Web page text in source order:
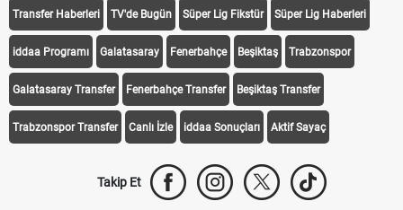
Transfer Haberleri TV'de Bugün Süper Lig Fikstür Süper Lig Haberleri
iddaa Programı Galatasaray Fenerbahçe Beşiktaş Trabzonspor
Galatasaray Transfer Fenerbahçe Transfer Beşiktaş Transfer
Trabzonspor Transfer Canlı İzle iddaa Sonuçları Aktif Sayaç
Takip Et